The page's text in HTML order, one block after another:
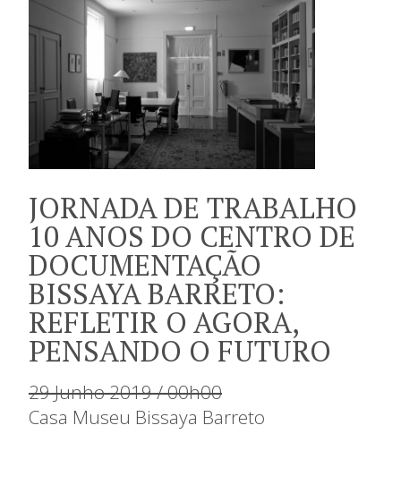
JORNADA DE TRABALHO
10 ANOS DO CENTRO DE
DOCUMENTAÇÃO
BISSAYA BARRETO:
REFLETIR O AGORA,
PENSANDO O FUTURO
29 Junho 2019 / 00h00
Casa Museu Bissaya Barreto